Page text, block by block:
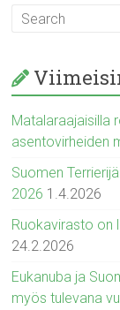
Matalaraajaisilla
asentovirheiden
Suomen
2026 1.4.2026
Ruokavirasto on
24.2.2026
Eukanuba ja
myös tulevana